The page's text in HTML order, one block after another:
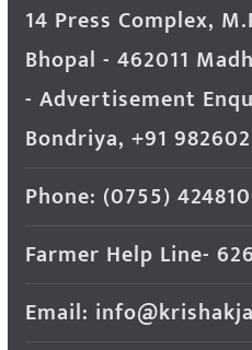
14 Press Complex,
Bhopal - 462011
- Advertisement
Bondriya, +91
Phone: (0755)
Farmer Help Line-
Email: